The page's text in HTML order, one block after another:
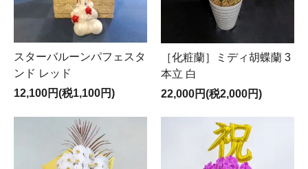
スターバルーンパフェスタ
ンド レッド
12,100円(税1,100円)
［化粧蘭］ミディ胡蝶蘭 3
本立 白
22,000円(税2,000円)